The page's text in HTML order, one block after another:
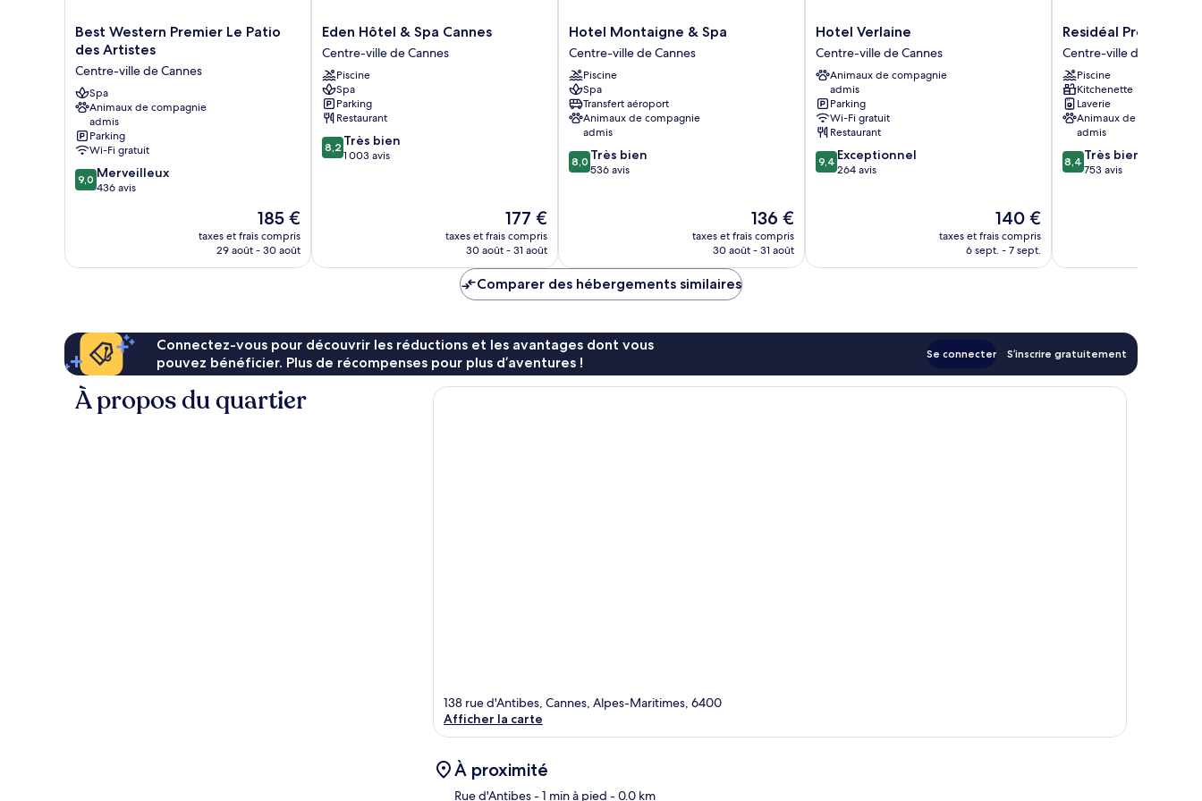
Best
Western
Le
Patio
des
Artistes
Centre-
ville
de
Cannes
Best Western Premier Le Patio
des Artistes
Centre-ville de Cannes
Spa
Animaux de compagnie
admis
Parking
Wi-Fi gratuit
9.0
sur
9,0 Merveilleux
436 avis
Le
nouveau
prix
185 €
taxes et frais compris
29 août - 30 août
Eden
Hôtel
&
Spa
Cannes
Centre-
ville
de
Cannes
Eden Hôtel & Spa Cannes
Centre-ville de Cannes
Piscine
Spa
Parking
Restaurant
8.2
sur
8,2 Très bien
1 003 avis
Le
nouveau
prix
de
177 €
177 €
taxes et frais compris
30 août - 31 août
Hotel
Montaigne
&
Spa
Centre-
ville
de
Hotel Montaigne & Spa
Centre-ville de Cannes
Piscine
Spa
Transfert aéroport
Animaux de compagnie
admis
8.0
sur
8,0 Très bien
536 avis
Le
nouveau
prix
136 €
taxes et frais compris
30 août - 31 août
Hotel
Verlaine
Centre-
ville
Cannes
Hotel Verlaine
Centre-ville de Cannes
Animaux de compagnie
admis
Parking
Wi-Fi gratuit
Restaurant
9.4
sur
9,4 Exceptionnel
264 avis
Le
nouveau
prix
140 €
taxes et frais compris
6 sept. - 7 sept.
Residéal
Premium
Cannes
Centre-
ville
de
Cannes
Residéal Premium
Centre-ville de Cannes
Piscine
Kitchenette
Laverie
Animaux de compagnie
admis
8.4
sur
8,4 Très bien
753 avis
Comparer des hébergements similaires
Connectez-vous pour découvrir les réductions et les avantages dont vous
pouvez bénéficier. Plus de récompenses pour plus d’aventures !
Se connecter S’inscrire gratuitement
À propos du quartier
138 rue d'Antibes, Cannes, Alpes-Maritimes, 6400
Afficher la carte
À proximité
Rue d'Antibes- 1 min à pied - 0.0 km